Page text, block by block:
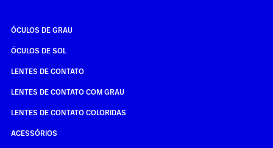
ÓCULOS DE GRAU
ÓCULOS DE SOL
LENTES DE CONTATO
LENTES DE CONTATO COM GRAU
LENTES DE CONTATO COLORIDAS
ACESSÓRIOS